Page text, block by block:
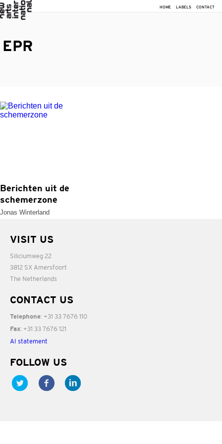
HOME LABELS CONTACT
EPR
Berichten uit de
schemerzone
Jonas Winterland
VISIT US
Siliciumweg 22
3812 SX Amersfoort
The Netherlands
CONTACT US
Telephone: +31 33 7676 110
Fax: +31 33 7676 121
AI statement
FOLLOW US